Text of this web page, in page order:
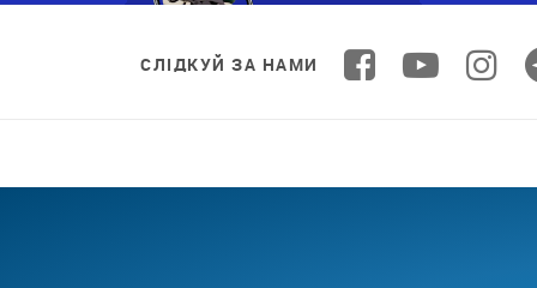
СЛІДКУЙ ЗА НАМИ